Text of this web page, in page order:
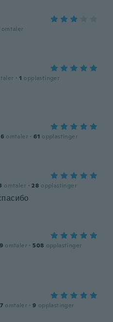
omtaler
· 1 opplastinger
omtaler · 61 opplastinger
omtaler · 28 opplastinger
omtaler · 508 opplastinger
omtaler · 9 opplastinger